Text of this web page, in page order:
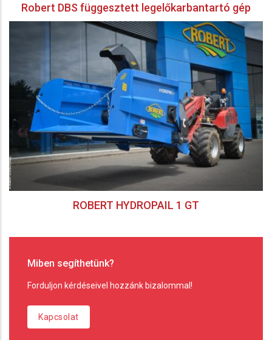
Robert DBS függesztett legelőkarbantartó gép
ROBERT HYDROPAIL 1 GT
Miben segíthetünk?
Forduljon kérdéseivel hozzánk bizalommal!
Kapcsolat